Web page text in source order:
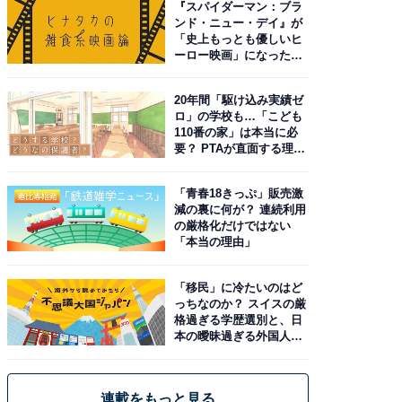
『スパイダーマン：ブラ
ンド・ニュー・デイ』が
「史上もっとも優しいヒ
ーロー映画」になった理
20年間「駆け込み実績ゼ
ロ」の学校も…「こども
110番の家」は本当に必
要？ PTAが直面する理想
「青春18きっぷ」販売激
減の裏に何が？ 連続利用
の厳格化だけではない
「本当の理由」
「移民」に冷たいのはど
っちなのか？ スイスの厳
格過ぎる学歴選別と、日
本の曖昧過ぎる外国人政
連載をもっと見る